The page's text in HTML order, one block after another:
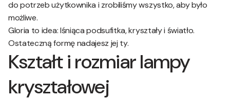
do potrzeb użytkownika i zrobiliśmy wszystko, aby było
możliwe.
Gloria to idea: lśniąca podsufitka, kryształy i światło.
Ostateczną formę nadajesz jej ty.
Kształt i rozmiar lampy
kryształowej